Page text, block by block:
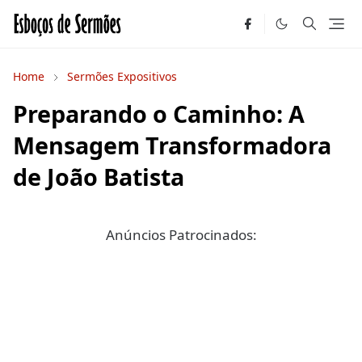
Home Sermões Expositivos
Preparando o Caminho: A
Mensagem Transformadora
de João Batista
Anúncios Patrocinados: